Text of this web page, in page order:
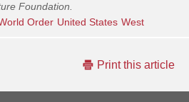
Foundation.
Order United States West
Print this article